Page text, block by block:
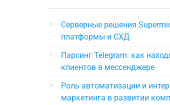
Серверные решения
платформы и СХД
Парсинг Telegram: как
клиентов в мессенджере
Роль автоматизации и
маркетинга в развитии